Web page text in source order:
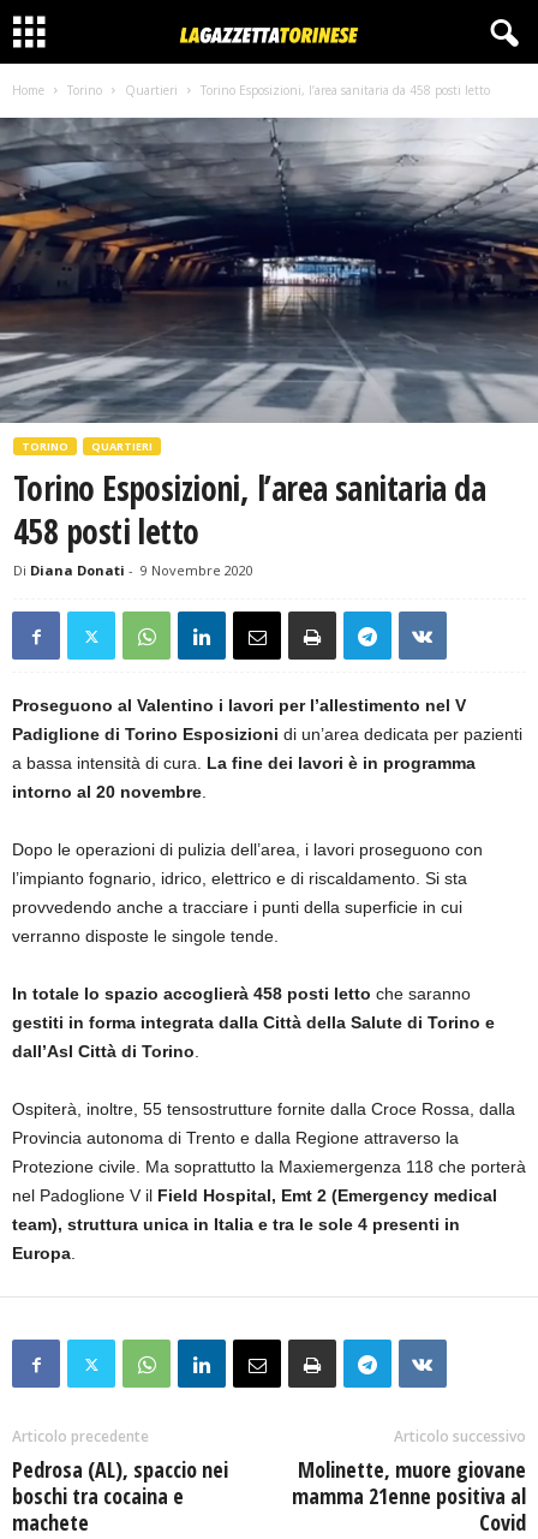
Home Torino Quartieri Torino Esposizioni, l’area sanitaria da 458 posti letto
TORINO QUARTIERI
Torino Esposizioni, l’area sanitaria da
458 posti letto
Di Diana Donati - 9 Novembre 2020
Proseguono al Valentino i lavori per l’allestimento nel V
Padiglione di Torino Esposizioni di un’area dedicata per pazienti
a bassa intensità di cura. La fine dei lavori è in programma
intorno al 20 novembre.
Dopo le operazioni di pulizia dell’area, i lavori proseguono con
l’impianto fognario, idrico, elettrico e di riscaldamento. Si sta
provvedendo anche a tracciare i punti della superficie in cui
verranno disposte le singole tende.
In totale lo spazio accoglierà 458 posti letto che saranno
gestiti in forma integrata dalla Città della Salute di Torino e
dall’Asl Città di Torino.
Ospiterà, inoltre, 55 tensostrutture fornite dalla Croce Rossa, dalla
Provincia autonoma di Trento e dalla Regione attraverso la
Protezione civile. Ma soprattutto la Maxiemergenza 118 che porterà
nel Padoglione V il Field Hospital, Emt 2 (Emergency medical
team), struttura unica in Italia e tra le sole 4 presenti in
Europa.
Articolo precedente
Pedrosa (AL), spaccio nei
boschi tra cocaina e
machete
Articolo successivo
Molinette, muore giovane
mamma 21enne positiva al
Covid